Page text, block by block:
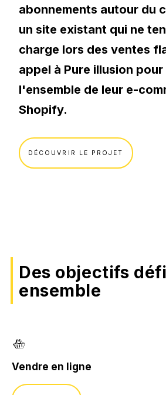
Applications web, Extranet /
Développement sur-
Shopify
Symfony
Odoo
Marketing digital.
SEO
CRM Marketing
Conseil.
Votre secteur.
E-commerce.
Immobilier.
SaaS.
B2B.
Se former.
Formation Ads
Formation Outils
Guide : Réussir son e-
abonnements autour du
un site existant qui ne
charge lors des ventes
appel à Pure illusion
l'ensemble de leur e-
Shopify.
DÉCOUVRIR LE PROJET
Des objectifs
ensemble
Vendre en ligne